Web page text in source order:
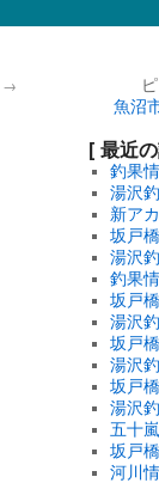
→
魚沼
[ 最近
釣果
湯沢
新ア
坂戸
湯沢
釣果
坂戸
湯沢
坂戸
湯沢
坂戸
湯沢
五十
坂戸
河川